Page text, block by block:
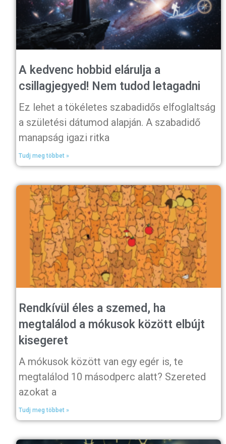
A kedvenc hobbid elárulja a
csillagjegyed! Nem tudod letagadni
Ez lehet a tökéletes szabadidős elfoglaltság
a születési dátumod alapján. A szabadidő
manapság igazi ritka
Tudj meg többet »
Rendkívül éles a szemed, ha
megtalálod a mókusok között elbújt
kisegeret
A mókusok között van egy egér is, te
megtalálod 10 másodperc alatt? Szereted
azokat a
Tudj meg többet »